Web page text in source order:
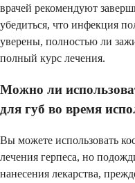
врачей рекомендуют
убедиться, что инфекция
уверены, полностью ли
полный курс лечения.
Можно ли
для губ во время
Вы можете использовать
лечения герпеса, но
нанесения лекарства,